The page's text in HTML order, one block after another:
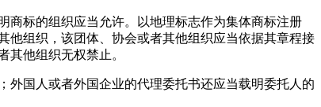
商标的组织应当允许。以地理标志作为集体商标注册
他组织，该团体、协会或者其他组织应当依据其章程接
他组织无权禁止。
国人或者外国企业的代理委托书还应当载明委托人的